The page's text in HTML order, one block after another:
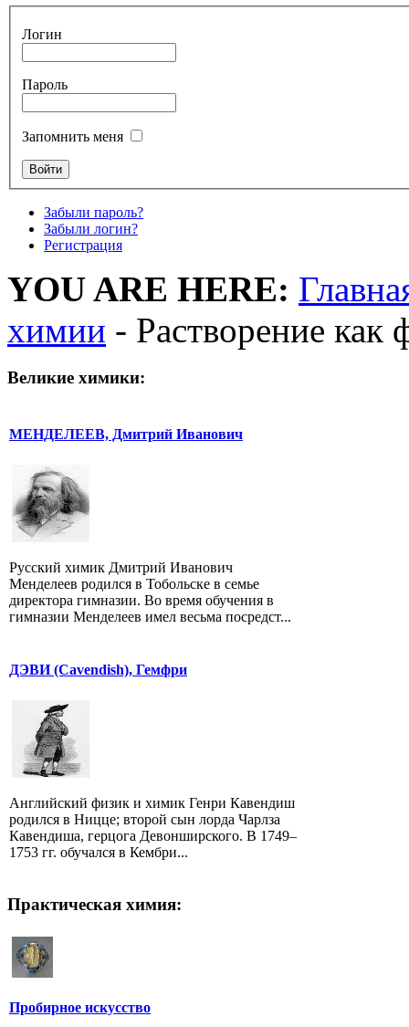
Логин
Пароль
Запомнить меня
Забыли пароль?
Забыли логин?
Регистрация
YOU ARE HERE:
химии - Растворение как
Великие химики:
МЕНДЕЛЕЕВ, Дмитрий Иванович
Русский химик Дмитрий Иванович
Менделеев родился в Тобольске в семье
директора гимназии. Во время обучения в
гимназии Менделеев имел весьма посредст...
ДЭВИ (Cavendish), Гемфри
Английский физик и химик Генри Кавендиш
родился в Ницце; второй сын лорда Чарлза
Кавендиша, герцога Девонширского. В 1749–
1753 гг. обучался в Кембри...
Практическая химия:
Пробирное искусство